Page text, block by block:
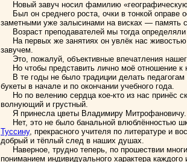
Новый завуч носил фамилию
Был он среднего роста, очки в тонкой
заметными уже залысинами на висках — память
Возраст преподавателей мы тогда
На первых же занятиях он увлёк нас
завучем.
Это, пожалуй, объективные впечатления
Но чтобы представить лично моё отношение
В те годы не было традиции делать
букеты в начале и по окончании учебного года.
Но по велению сердца кое-кто из нас принёс
волнующий и грустный.
Я принесла цветы Владимиру Митрофановичу.
Нет, это не было банальной влюблённостью
Туссину, прекрасного учителя по литературе и
добрый и тёплый след в наших душах.
Наверное, трудно теперь, по прошествии
пониманием индивидуального характера